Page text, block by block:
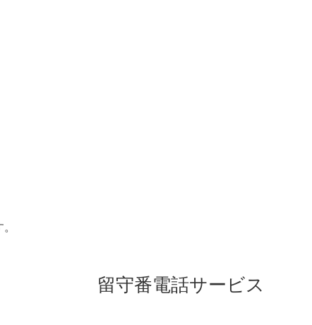
留守番電話サービス